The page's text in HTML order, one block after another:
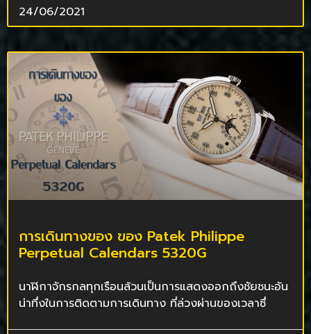
24/06/2021
การเดินทางของ ของ Patek Philippe
Perpetual Calendars 5320G
นาฬิกาจักรกลทุกเรือนล้วนเป็นการแสดงออกถึงชัยชนะอัน
น่าทึ่งในการติดตามการเดินทาง ที่ล่วงผ่านของเวลาซึ่